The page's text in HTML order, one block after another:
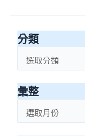
use
分類
類
彙整
整